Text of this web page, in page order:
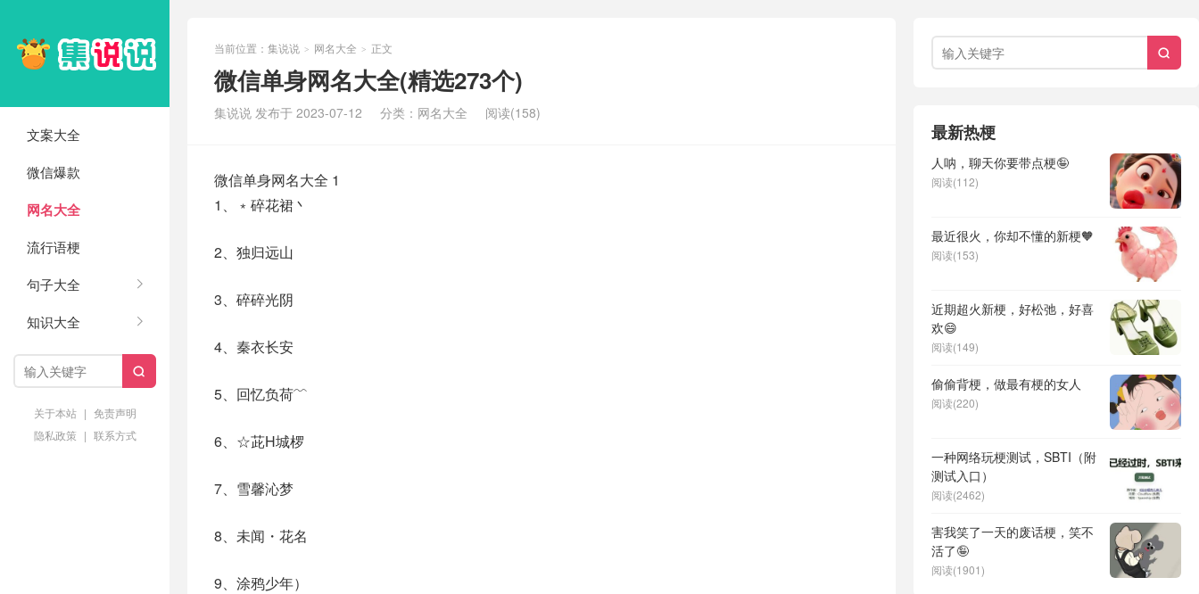
文案大全
微信爆款
网名大全
流行语梗
句子大全
知识大全

关于本站 | 免责声明
隐私政策 | 联系方式
当前位置： 集说说 > 网名大全 > 正文
微信单身网名大全(精选273个)
集说说 发布于 2023-07-12 分类： 网名大全 阅读(158)
微信单身网名大全 1
1、﹡碎花裙丶
2、独归远山
3、碎碎光阴
4、秦衣长安
5、回忆负荷﹌
6、☆茈H城椤
7、雪馨沁梦
8、未闻・花名
9、涂鸦少年）

最新热梗
人呐，聊天你要带点梗🤪
阅读(112)
最近很火，你却不懂的新梗🧡
阅读(153)
近期超火新梗，好松弛，好喜
欢😄
阅读(149)
偷偷背梗，做最有梗的女人
阅读(220)
一种网络玩梗测试，SBTI（附
测试入口）
阅读(2462)
害我笑了一天的废话梗，笑不
活了🤪
阅读(1901)